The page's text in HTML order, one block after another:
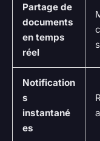
Partage de
documents
en temps
réel
Notification
s
instantané
es